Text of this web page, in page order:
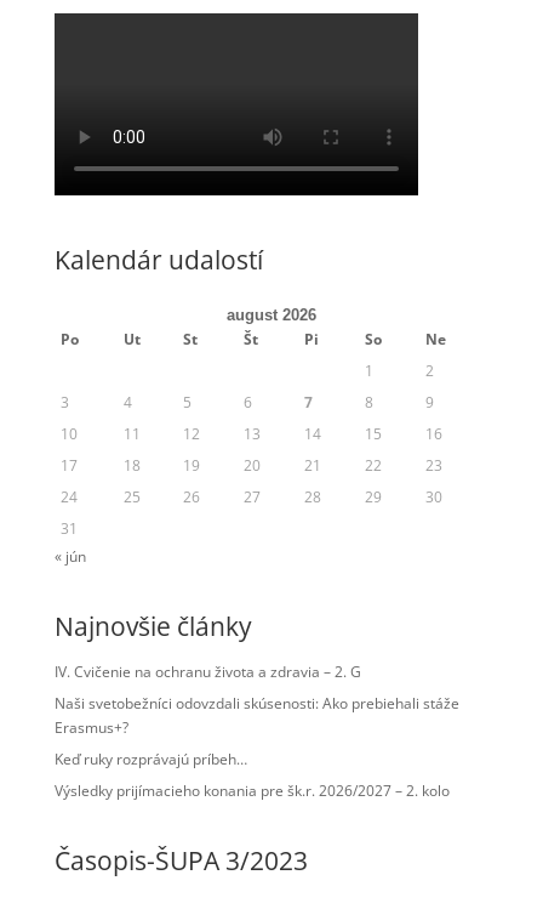
Kalendár udalostí
august 2026
Po Ut St Št Pi So
Ne
1
2
3
4 5 6 7 8
9
10
11 12 13 14 15
16
17
18 19 20 21 22
23
24
25 26 27 28 29
30
31
« jún
Najnovšie články
IV. Cvičenie na ochranu života a zdravia – 2. G
Naši svetobežníci odovzdali skúsenosti: Ako prebiehali stáže
Erasmus+?
Keď ruky rozprávajú príbeh…
Výsledky prijímacieho konania pre šk.r. 2026/2027 – 2. kolo
Časopis-ŠUPA 3/2023